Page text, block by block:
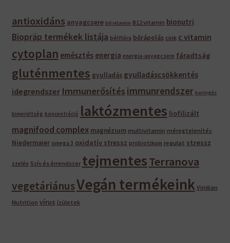
antioxidáns anyagcsere b6 vitamin B12 vitamin bionutri
Biopräp termékek listája bélflóra bőrápolás cink c vitamin
cytoplan emésztés energia energia-anyagcsere fáradtság
gluténmentes gyulladás gyulladáscsökkentés
idegrendszer Immunerősítés immunrendszer keringés
kimerültség koncentráció laktózmentes liofilizált
magnifood complex magnézium multivitamin méregtelenítés
Niedermaier omega 3 oxidatív stressz probiotikum regulat stressz
szelén Szív és érrendszer tejmentesTerranova
vegetáriánusVegán termékeink Viridian
Nutrition vírus ízületek